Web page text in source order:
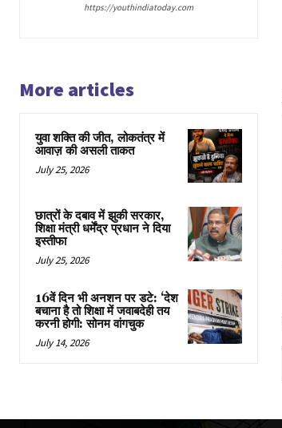
https://youthindiatoday.com
More articles
युवा शक्ति की जीत, लोकतंत्र में
आवाज़ की असली ताकत
July 25, 2026
छात्रों के दबाव में झुकी सरकार,
शिक्षा मंत्री धर्मेंद्र प्रधान ने दिया
इस्तीफा
July 25, 2026
16वें दिन भी अनशन पर डटे: ‘देश
बचाना है तो शिक्षा में जवाबदेही तय
करनी होगी: सोनम वांगचुक
July 14, 2026